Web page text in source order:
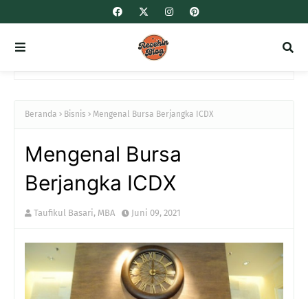
Beranda Bisnis Mengenal Bursa Berjangka ICDX
Mengenal Bursa
Berjangka ICDX
Taufikul Basari, MBA Juni 09, 2021